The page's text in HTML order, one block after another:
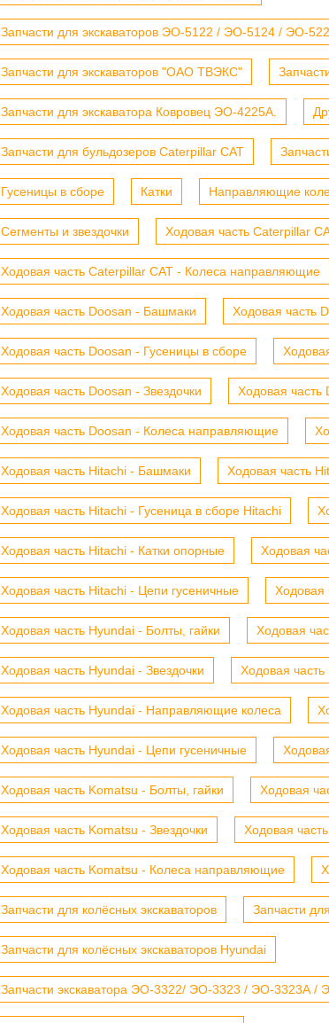
Запчасти для экскаваторов ЭО-5122 / ЭО-5124 / ЭО-
Запчасти для экскаваторов "ОАО ТВЭКС"
Запчасти для экскаватора Ковровец ЭО-4225А.
Запчасти для бульдозеров Caterpillar CAT
Гусеницы в сборе Катки Направляющие
Сегменты и звездочки Ходовая часть Caterpillar
Ходовая часть Caterpillar CAT - Колеса направляющие
Ходовая часть Doosan - Башмаки Ходовая часть
Ходовая часть Doosan - Гусеницы в сборе
Ходовая часть Doosan - Звездочки Ходовая часть
Ходовая часть Doosan - Колеса направляющие
Ходовая часть Hitachi - Башмаки Ходовая часть
Ходовая часть Hitachi - Гусеница в сборе Hitachi
Ходовая часть Hitachi - Катки опорные Ходовая
Ходовая часть Hitachi - Цепи гусеничные Ходовая
Ходовая часть Hyundai - Болты, гайки Ходовая
Ходовая часть Hyundai - Звездочки Ходовая
Ходовая часть Hyundai - Направляющие колеса
Ходовая часть Hyundai - Цепи гусеничные
Ходовая часть Komatsu - Болты, гайки Ходовая
Ходовая часть Komatsu - Звездочки Ходовая
Ходовая часть Komatsu - Колеса направляющие
Запчасти для колёсных экскаваторов Запчасти
Запчасти для колёсных экскаваторов Hyundai
Запчасти экскаватора ЭО-3322/ ЭО-3323 / ЭО-3323А